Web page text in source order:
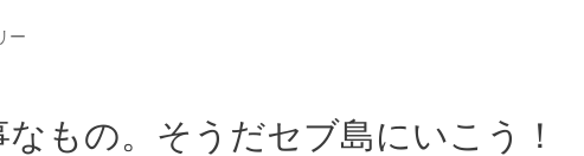
ー
もの。そうだセブ島にいこう！